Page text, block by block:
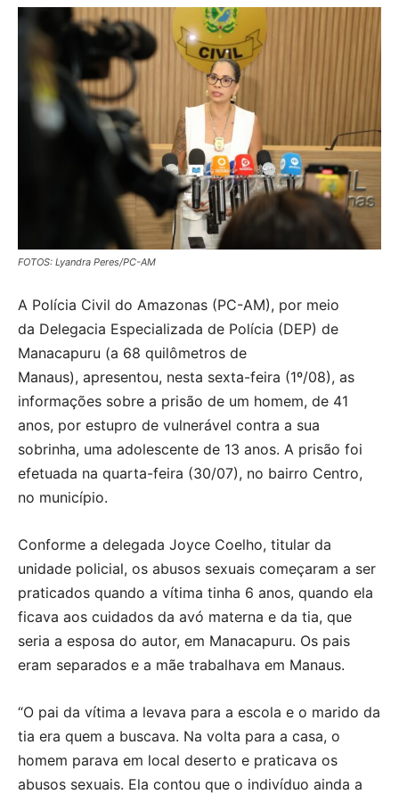
FOTOS: Lyandra Peres/PC-AM
A Polícia Civil do Amazonas (PC-AM), por meio
da Delegacia Especializada de Polícia (DEP) de
Manacapuru (a 68 quilômetros de
Manaus), apresentou, nesta sexta-feira (1º/08), as
informações sobre a prisão de um homem, de 41
anos, por estupro de vulnerável contra a sua
sobrinha, uma adolescente de 13 anos. A prisão foi
efetuada na quarta-feira (30/07), no bairro Centro,
no município.
Conforme a delegada Joyce Coelho, titular da
unidade policial, os abusos sexuais começaram a ser
praticados quando a vítima tinha 6 anos, quando ela
ficava aos cuidados da avó materna e da tia, que
seria a esposa do autor, em Manacapuru. Os pais
eram separados e a mãe trabalhava em Manaus.
“O pai da vítima a levava para a escola e o marido da
tia era quem a buscava. Na volta para a casa, o
homem parava em local deserto e praticava os
abusos sexuais. Ela contou que o indivíduo ainda a